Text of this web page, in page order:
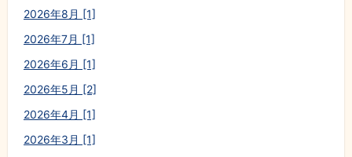
2026年8月 [1]
2026年7月 [1]
2026年6月 [1]
2026年5月 [2]
2026年4月 [1]
2026年3月 [1]